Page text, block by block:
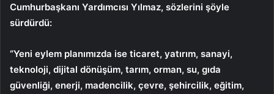
Cumhurbaşkanı Yardımcısı Yılmaz, sözlerini şöyle
sürdürdü:
“Yeni eylem planımızda ise ticaret, yatırım, sanayi,
teknoloji, dijital dönüşüm, tarım, orman, su, gıda
güvenliği, enerji, madencilik, çevre, şehircilik, eğitim,